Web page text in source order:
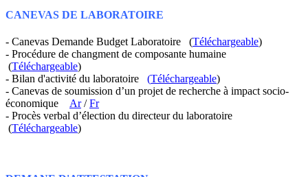
CANEVAS DE LABORATOIRE
- Canevas Demande Budget Laboratoire (Téléchargeable)
- Procédure de changment de composante humaine
(Téléchargeable)
- Bilan d'activité du laboratoire (Téléchargeable)
- Canevas de soumission d’un projet de recherche à impact socio-
économique Ar /Fr
- Procès verbal d’élection du directeur du laboratoire
(Téléchargeable)